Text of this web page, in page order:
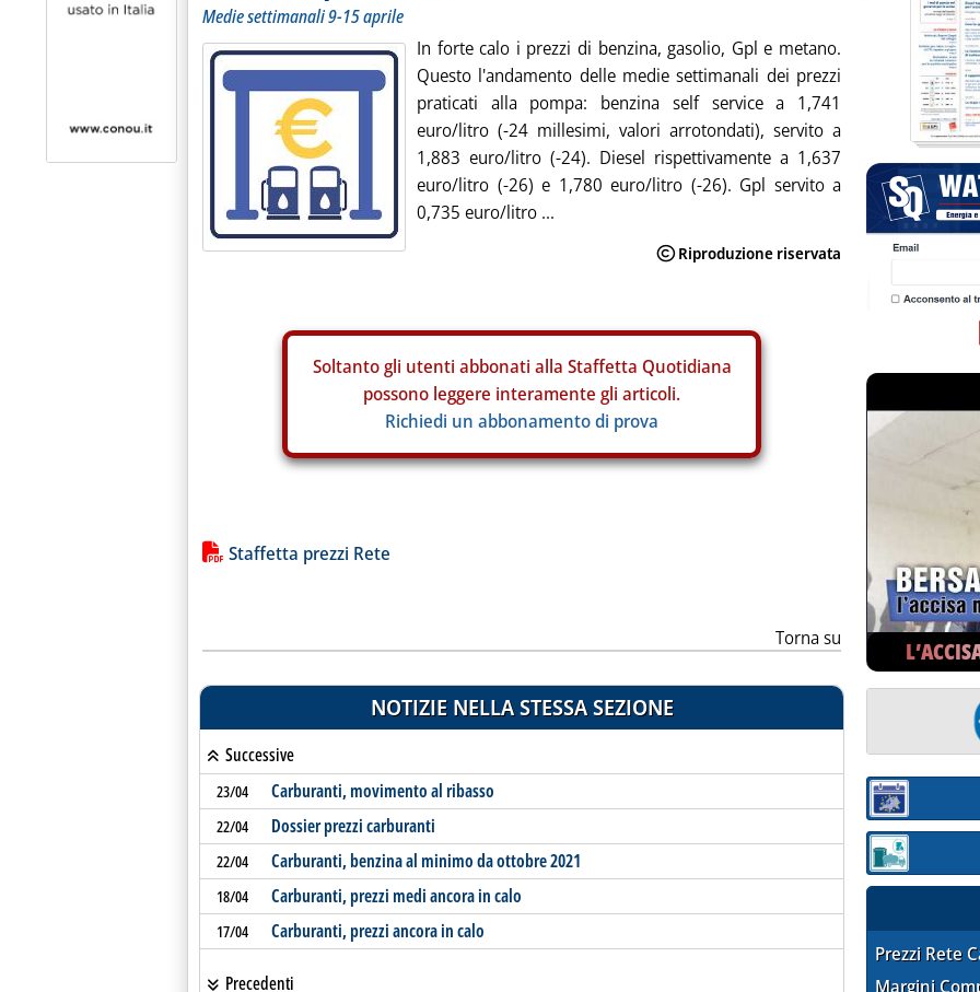
Medie settimanali 9-15 aprile
In forte calo i prezzi di benzina, gasolio, Gpl e metano.
Questo l'andamento delle medie settimanali dei prezzi
praticati alla pompa: benzina self service a 1,741
euro/litro (-24 millesimi, valori arrotondati), servito a
1,883 euro/litro (-24). Diesel rispettivamente a 1,637
euro/litro (-26) e 1,780 euro/litro (-26). Gpl servito a
0,735 euro/litro ...
Soltanto gli utenti abbonati alla Staffetta Quotidiana
possono leggere interamente gli articoli.
Richiedi un abbonamento di prova
Lista allegati PDF alla notizia
Staffetta prezzi Rete
Torna su
NOTIZIE NELLA STESSA SEZIONE
Successive
23/04 Carburanti, movimento al ribasso
22/04 Dossier prezzi carburanti
22/04 Carburanti, benzina al minimo da ottobre 2021
18/04 Carburanti, prezzi medi ancora in calo
17/04 Carburanti, prezzi ancora in calo
Precedenti
Sezione:
Sezione:
Prezzi Rete
Margini